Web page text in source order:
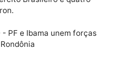
Publicidade
contingente de 25 policiais
em explosivos,